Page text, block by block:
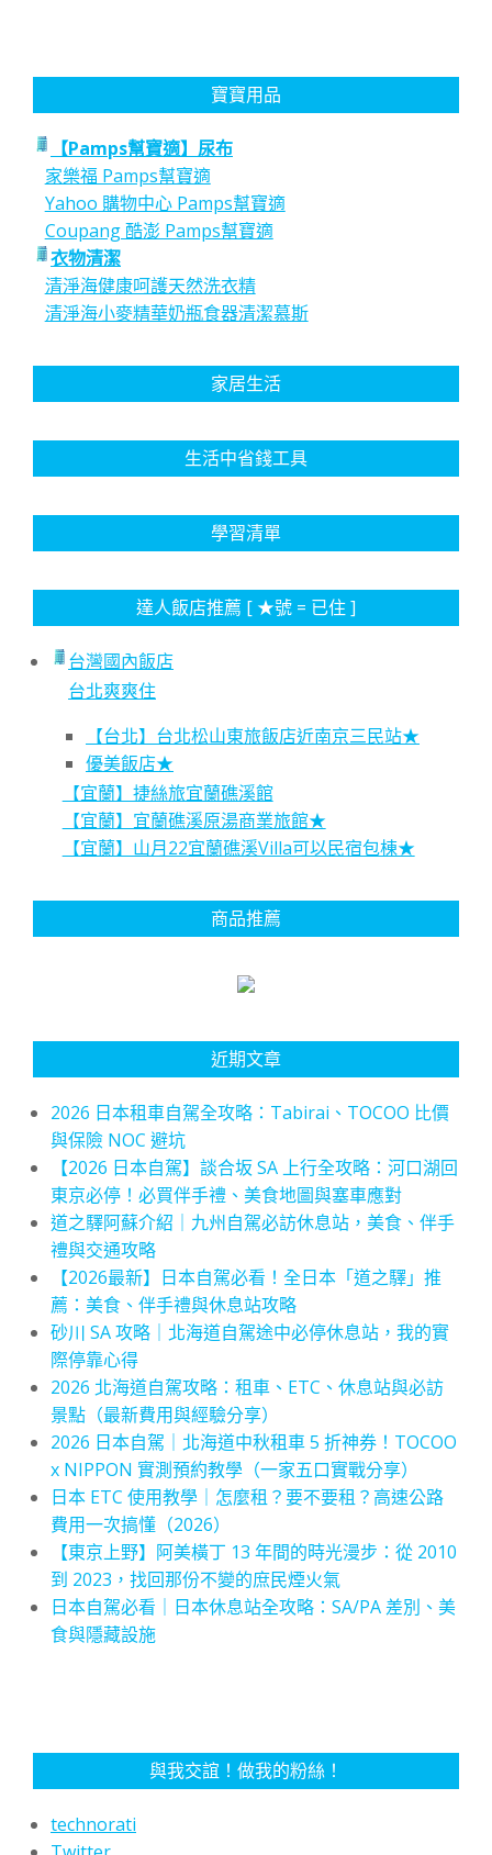
寶寶用品
【Pamps幫寶適】尿布
家樂福 Pamps幫寶適
Yahoo 購物中心 Pamps幫寶適
Coupang 酷澎 Pamps幫寶適
衣物清潔
清淨海健康呵護天然洗衣精
清淨海小麥精華奶瓶食器清潔慕斯
家居生活
生活中省錢工具
學習清單
達人飯店推薦 [ ★號 = 已住 ]
台灣國內飯店
台北爽爽住
【台北】台北松山東旅飯店近南京三民站★
優美飯店★
【宜蘭】捷絲旅宜蘭礁溪館
【宜蘭】宜蘭礁溪原湯商業旅館★
【宜蘭】山月22宜蘭礁溪Villa可以民宿包棟★
商品推薦
近期文章
2026 日本租車自駕全攻略：Tabirai、TOCOO 比價
與保險 NOC 避坑
【2026 日本自駕】談合坂 SA 上行全攻略：河口湖回
東京必停！必買伴手禮、美食地圖與塞車應對
道之驛阿蘇介紹｜九州自駕必訪休息站，美食、伴手
禮與交通攻略
【2026最新】日本自駕必看！全日本「道之驛」推
薦：美食、伴手禮與休息站攻略
砂川 SA 攻略｜北海道自駕途中必停休息站，我的實
際停靠心得
2026 北海道自駕攻略：租車、ETC、休息站與必訪
景點（最新費用與經驗分享）
2026 日本自駕｜北海道中秋租車 5 折神券！TOCOO
x NIPPON 實測預約教學（一家五口實戰分享）
日本 ETC 使用教學｜怎麼租？要不要租？高速公路
費用一次搞懂（2026）
【東京上野】阿美橫丁 13 年間的時光漫步：從 2010
到 2023，找回那份不變的庶民煙火氣
日本自駕必看｜日本休息站全攻略：SA/PA 差別、美
食與隱藏設施
與我交誼！做我的粉絲！
technorati